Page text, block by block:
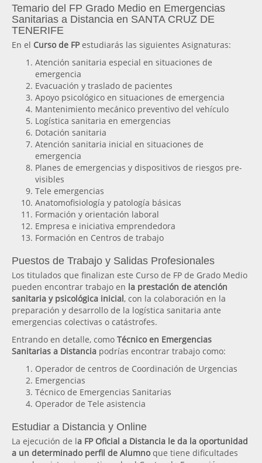
Temario del FP Grado Medio en Emergencias
Sanitarias a Distancia en SANTA CRUZ DE
TENERIFE
En el Curso de FPestudiarás las siguientes Asignaturas:
Atención sanitaria especial en situaciones de
emergencia
Evacuación y traslado de pacientes
Apoyo psicológico en situaciones de emergencia
Mantenimiento mecánico preventivo del vehículo
Logística sanitaria en emergencias
Dotación sanitaria
Atención sanitaria inicial en situaciones de
emergencia
Planes de emergencias y dispositivos de riesgos pre-
visibles
Tele emergencias
Anatomofisiología y patología básicas
Formación y orientación laboral
Empresa e iniciativa emprendedora
Formación en Centros de trabajo
Puestos de Trabajo y Salidas Profesionales
Los titulados que finalizan este Curso de FP de Grado Medio
pueden encontrar trabajo en la prestación de atención
sanitaria y psicológica inicial, con la colaboración en la
preparación y desarrollo de la logística sanitaria ante
emergencias colectivas o catástrofes.
Entrando en detalle, como Técnico en Emergencias
Sanitarias a Distancia podrías encontrar trabajo como:
Operador de centros de Coordinación de Urgencias
Emergencias
Técnico de Emergencias Sanitarias
Operador de Tele asistencia
Estudiar a Distancia y Online
La ejecución de la FP Oficial a Distancia le da la oportunidad
a un determinado perfil de Alumnoque tiene dificultades